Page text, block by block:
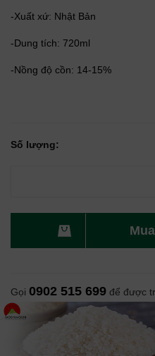
-Xuất xứ: Nhật Bản
-Dung tích: 720ml
-Nồng độ cồn: 14-15%
Số lượng:
Gọi 0902 515 699 để được